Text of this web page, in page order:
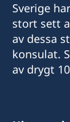
Sverige
stort sett
av dessa
konsulat.
av drygt